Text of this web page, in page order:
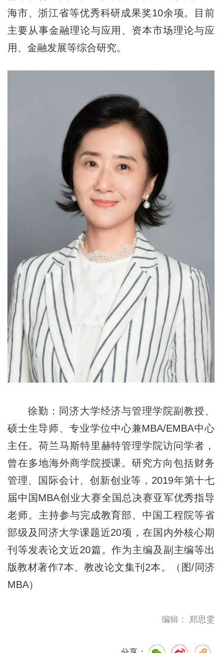
海市、浙江省等优秀科研成果奖10余项。目前
主要从事金融理论与应用、资本市场理论与应
用、金融发展等综合研究。
徐勤：同济大学经济与管理学院副教授、
硕士生导师、专业学位中心兼MBA/EMBA中心
主任。荷兰马斯特里赫特管理学院访问学者，
曾在多地海外商学院授课。研究方向包括财务
管理、国际会计、创新创业等，2019年第十七
届中国MBA创业大赛全国总决赛亚军优秀指导
老师。主持参与完成教育部、中国工程院等省
部级及同济大学课题近20项，在国内外核心期
刊等发表论文近20篇。作为主编及副主编等出
版教材著作7本、教改论文集刊2本。（图/同济
MBA）
编辑： 郑思雯